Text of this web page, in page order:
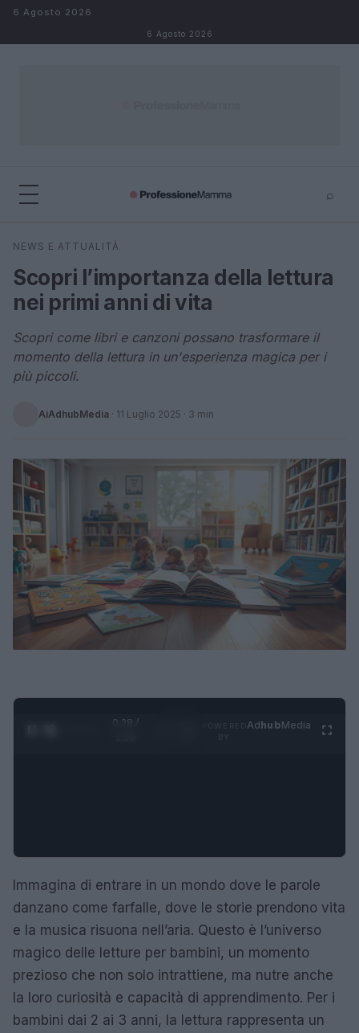
Salta al contenuto
6 Agosto 2026
6 Agosto 2026
⌕
Cerca
NEWS E ATTUALITÀ
Scopri l’importanza della lettura
nei primi anni di vita
Scopri come libri e canzoni possano trasformare il
momento della lettura in un'esperienza magica per i
più piccoli.
AiAdhubMedia · 11 Luglio 2025 · 3 min
0:29 /
AdhubMedia
Immagina di entrare in un mondo dove le parole
danzano come farfalle, dove le storie prendono vita
e la musica risuona nell’aria. Questo è l’universo
magico delle letture per bambini, un momento
prezioso che non solo intrattiene, ma nutre anche
la loro curiosità e capacità di apprendimento. Per i
bambini dai 2 ai 3 anni, la lettura rappresenta un